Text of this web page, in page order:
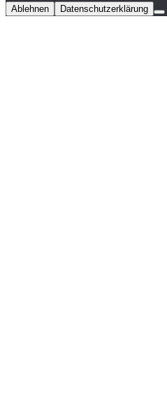
Ablehnen
Datenschutzerklärung